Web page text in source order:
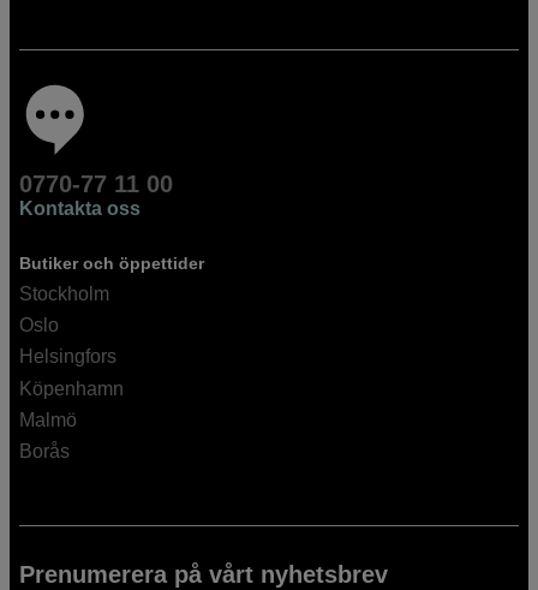
0770-77 11 00
Kontakta oss
Butiker och öppettider
Stockholm
Oslo
Helsingfors
Köpenhamn
Malmö
Borås
Prenumerera på vårt nyhetsbrev